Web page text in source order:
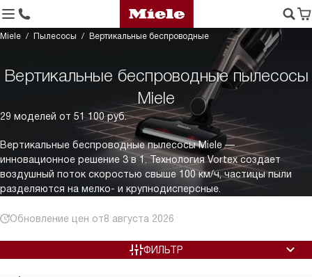
Miele Пылесосы Вертикальные беспроводные
Вертикальные беспроводные пылесосы
Miele
29 моделей от 51 100 руб.
Вертикальные беспроводные пылесосы Miele —
инновационное решение 3 в 1. Технология Vortex создает
воздушный поток скоростью свыше 100 км/ч, частицы пыли
разделяются на мелко- и крупнодисперсные.
Обновление цен от8 августа 2026
ФИЛЬТР